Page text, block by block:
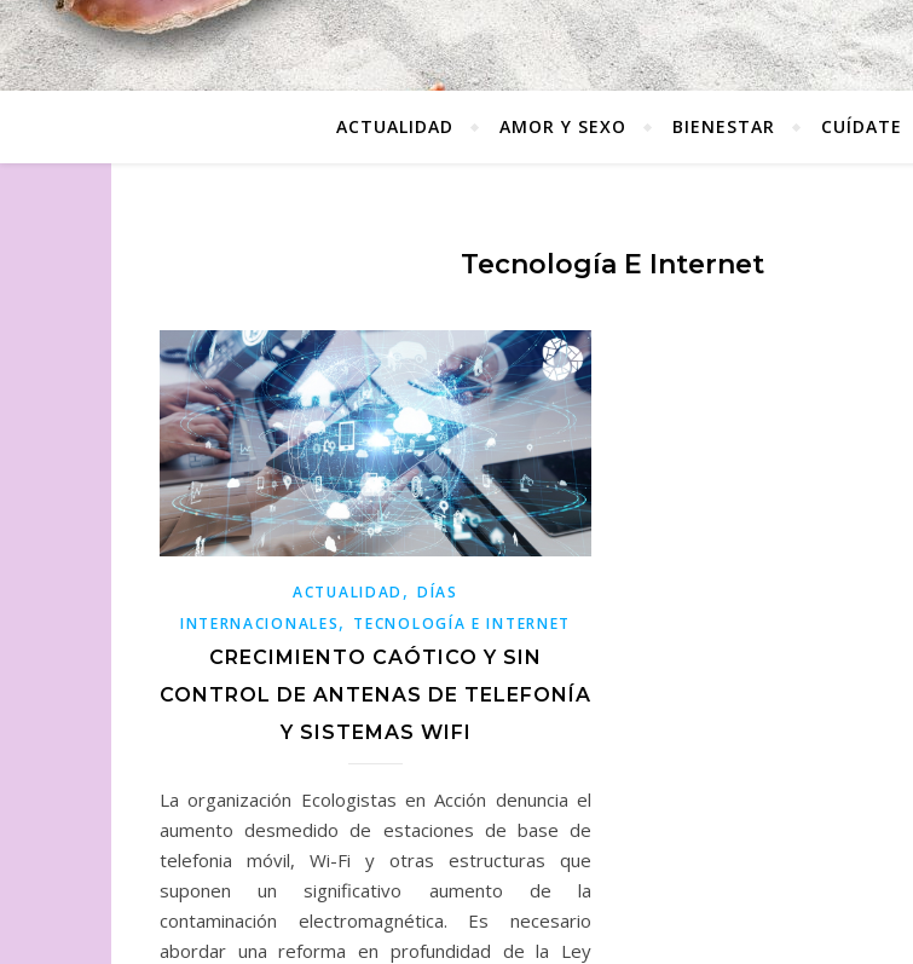
ACTUALIDAD AMOR Y SEXO BIENESTAR CUÍDATE
Tecnología E Internet
ACTUALIDAD ,DÍAS
INTERNACIONALES, TECNOLOGÍA E INTERNET
CRECIMIENTO CAÓTICO Y SIN
CONTROL DE ANTENAS DE TELEFONÍA
Y SISTEMAS WIFI
La organización Ecologistas en Acción denuncia el
aumento desmedido de estaciones de base de
telefonia móvil, Wi-Fi y otras estructuras que
suponen un significativo aumento de la
contaminación electromagnética. Es necesario
abordar una reforma en profundidad de la Ley